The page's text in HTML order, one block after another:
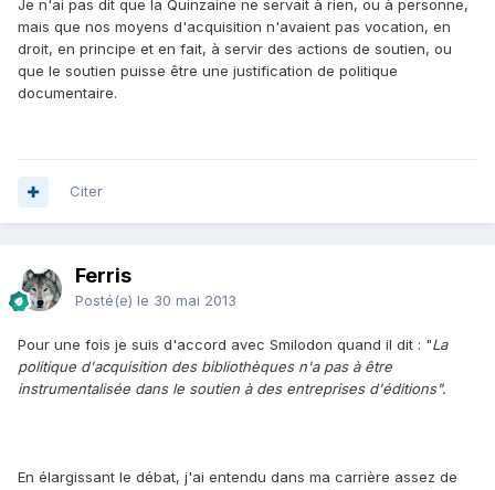
Je n'ai pas dit que la Quinzaine ne servait à rien, ou à personne,
mais que nos moyens d'acquisition n'avaient pas vocation, en
droit, en principe et en fait, à servir des actions de soutien, ou
que le soutien puisse être une justification de politique
documentaire.
Citer
Ferris
Posté(e) le 30 mai 2013
Pour une fois je suis d'accord avec Smilodon quand il dit : "La
politique d'acquisition des bibliothèques n'a pas à être
instrumentalisée dans le soutien à des entreprises d'éditions".
En élargissant le débat, j'ai entendu dans ma carrière assez de